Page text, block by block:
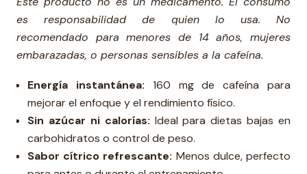
es responsabilidad de quien lo usa. No
recomendado para menores de 14 años, mujeres
embarazadas, o personas sensibles a la cafeína.
Energía instantánea: 160 mg de cafeína para
mejorar el enfoque y el rendimiento físico.
Sin azúcar ni calorías: Ideal para dietas bajas en
carbohidratos o control de peso.
Sabor cítrico refrescante: Menos dulce, perfecto